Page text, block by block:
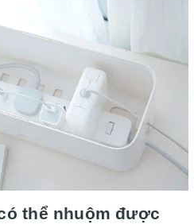
thể nhuộm được